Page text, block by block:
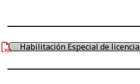
Habilitación Especial de